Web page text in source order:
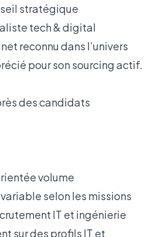
stratégique
tech & digital
reconnu dans l’univers
pour son sourcing actif.
des candidats
volume
selon les missions
IT et ingénierie
sur des profils IT et